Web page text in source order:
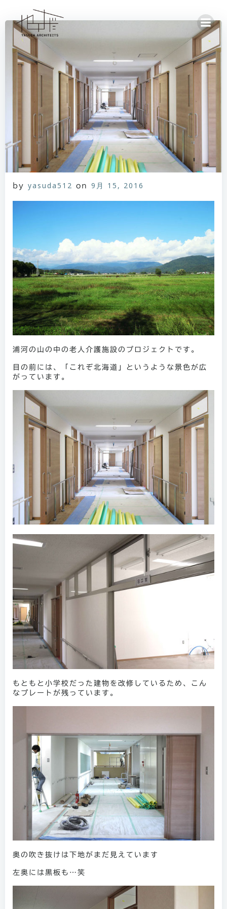
へ
ス
キ
ッ
プ
by yasuda512 on 9月 15, 2016
浦河の山の中の老人介護施設のプロジェクトです。
目の前には、「これぞ北海道」というような景色が広
がっています。
もともと小学校だった建物を改修しているため、こん
なプレートが残っています。
奥の吹き抜けは下地がまだ見えています
左奥には黒板も…笑